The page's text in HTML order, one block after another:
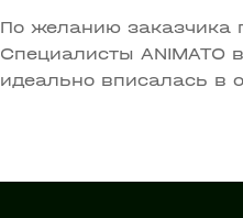
По желанию заказчика
Специалисты ANIMATO
идеально вписалась в